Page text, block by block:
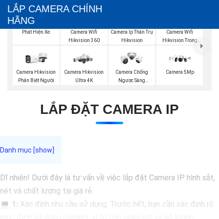
LẮP CAMERA CHÍNH
HÃNG
Lắp Camera Hik
Phát Hiện Xe
Camera Wifi
Hikvision 360
Camera Ip Thân Trụ
Hikvision
Camera Wifi
Hikvision Trong
Camera Hikvision
Phân Biệt Người
Camera Hikvision
Ultra 4K
Camera Chống
Ngược Sáng
Camera 5Mp
LẮP ĐẶT CAMERA IP
Dĩ nhiên! Dưới đây là tư vấn về việc lắp đặt Camera IP hình sắt,
nét và chất lượng tại giá rẻ:
💻 1: Xác định nhu cầu sử dụng: Trước hết, bạn cần xác định rõ